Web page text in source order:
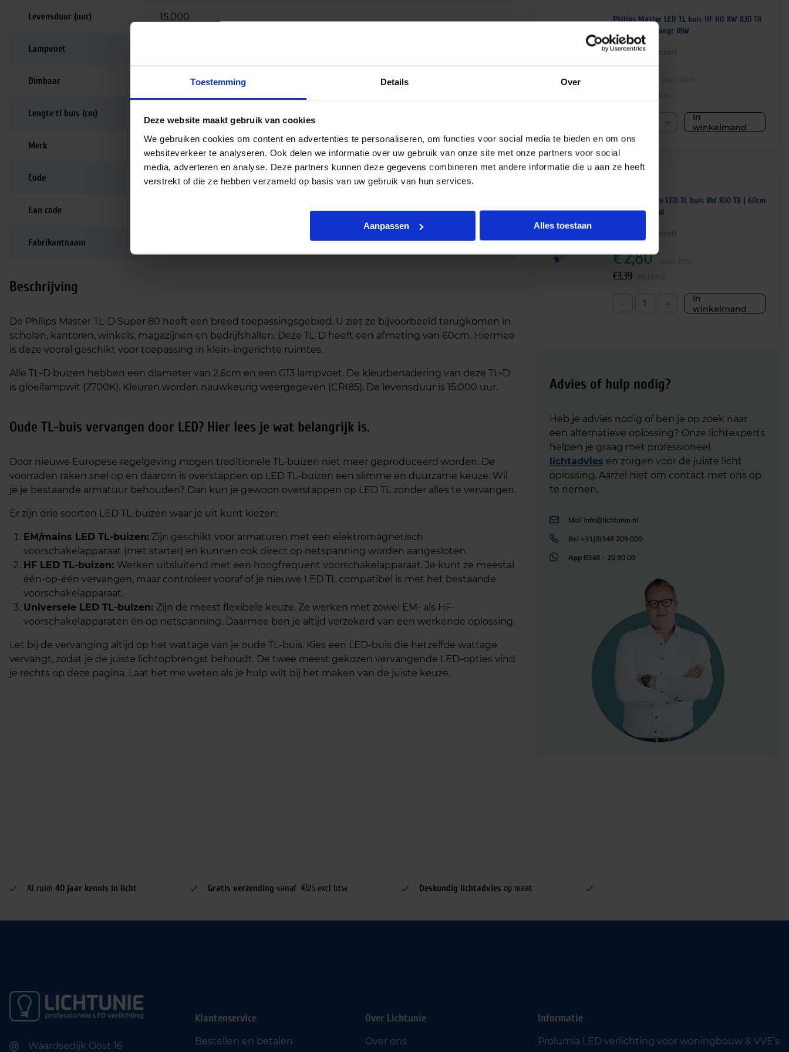
Toestemming Details Over
Deze website maakt gebruik van cookies
We gebruiken cookies om content en advertenties te personaliseren, om functies voor social media te bieden en om ons
websiteverkeer te analyseren. Ook delen we informatie over uw gebruik van onze site met onze partners voor social
media, adverteren en analyse. Deze partners kunnen deze gegevens combineren met andere informatie die u aan ze heeft
verstrekt of die ze hebben verzameld op basis van uw gebruik van hun services.
Aanpassen Alles toestaan
Levensduur (uur) 15.000
Lampvoet
Dimbaar Dimbaar
Lengte tl buis (cm)
Merk Philips
Code 63162640
Ean code
Fabrikantnaam MASTER TL-D Super 80 18W/827 1SL/25
Beschrijving
De Philips Master TL-D Super 80 heeft een breed toepassingsgebied. U ziet ze bijvoorbeeld terugkomen in
scholen, kantoren, winkels, magazijnen en bedrijfshallen. Deze TL-D heeft een afmeting van 60cm. Hiermee
is deze vooral geschikt voor toepassing in klein-ingerichte ruimtes.
Alle TL-D buizen hebben een diameter van 2,6cm en een G13 lampvoet. De kleurbenadering van deze TL-D
is gloeilampwit (2700K). Kleuren worden nauwkeurig weergegeven (CRI85). De levensduur is 15.000 uur.
Oude TL-buis vervangen door LED? Hier lees je wat belangrijk is.
Door nieuwe Europese regelgeving mogen traditionele TL-buizen niet meer geproduceerd worden. De
voorraden raken snel op en daarom is overstappen op LED TL-buizen een slimme en duurzame keuze. Wil
je je bestaande armatuur behouden? Dan kun je gewoon overstappen op LED TL zonder alles te vervangen.
Er zijn drie soorten LED TL-buizen waar je uit kunt kiezen:
EM/mains LED TL-buizen: Zijn geschikt voor armaturen met een elektromagnetisch
voorschakelapparaat (met starter) en kunnen ook direct op netspanning worden aangesloten.
HF LED TL-buizen: Werken uitsluitend met een hoogfrequent voorschakelapparaat. Je kunt ze meestal
één-op-één vervangen, maar controleer vooraf of je nieuwe LED TL compatibel is met het bestaande
voorschakelapparaat.
Universele LED TL-buizen: Zijn de meest flexibele keuze. Ze werken met zowel EM- als HF-
voorschakelapparaten én op netspanning. Daarmee ben je altijd verzekerd van een werkende oplossing.
Let bij de vervanging altijd op het wattage van je oude TL-buis. Kies een LED-buis die hetzelfde wattage
vervangt, zodat je de juiste lichtopbrengst behoudt. De twee meest gekozen vervangende LED-opties vind
je rechts op deze pagina. Laat het me weten als je hulp wilt bij het maken van de juiste keuze.
Philips Master LED TL buis HF HO 8W 830 T8
| 60cm – vervangt 18W
Op voorraad
In
winkelmand
Philips CorePro LED TL buis 8W 830 T8 | 60cm
– vervangt 18W
Op voorraad
In
winkelmand
€2,80
€3,39
Advies of hulp nodig?
Heb je advies nodig of ben je op zoek naar
een alternatieve oplossing? Onze lichtexperts
helpen je graag met professioneel
lichtadvies en zorgen voor de juiste licht
oplossing. Aarzel niet om contact met ons op
te nemen.
Mail info@lichtunie.nl
Bel +31(0)348 209 000
App 0348 – 20 90 00
Al ruim 40 jaar kennis in licht Gratis verzending vanaf €125 excl btw Deskundig lichtadvies op maat
Waardsedijk Oost 16
Klantenservice
Bestellen en betalen
Over Lichtunie
Over ons
Informatie
Prolumia LED verlichting voor woningbouw & VVE’s